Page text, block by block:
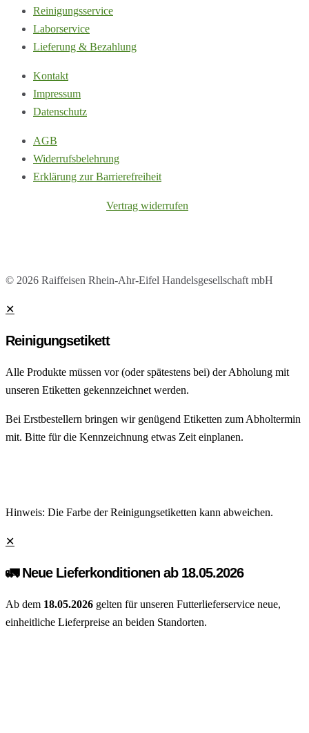
Reinigungsservice
Laborservice
Lieferung & Bezahlung
Kontakt
Impressum
Datenschutz
AGB
Widerrufsbelehrung
Erklärung zur Barrierefreiheit
Vertrag widerrufen
© 2026 Raiffeisen Rhein-Ahr-Eifel Handelsgesellschaft mbH
✕
Reinigungsetikett
Alle Produkte müssen vor (oder spätestens bei) der Abholung mit
unseren Etiketten gekennzeichnet werden.
Bei Erstbestellern bringen wir genügend Etiketten zum Abholtermin
mit. Bitte für die Kennzeichnung etwas Zeit einplanen.
Hinweis: Die Farbe der Reinigungsetiketten kann abweichen.
✕
🚛 Neue Lieferkonditionen ab 18.05.2026
Ab dem 18.05.2026 gelten für unseren Futterlieferservice neue,
einheitliche Lieferpreise an beiden Standorten.